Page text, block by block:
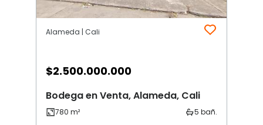
Alameda | Cali
$2.500.000.000
Bodega en Venta, Alameda, Cali